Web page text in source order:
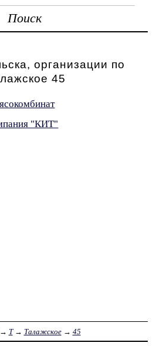
Поиск
организации по
45
"КИТ"
→ Т→ Талажское→ 45